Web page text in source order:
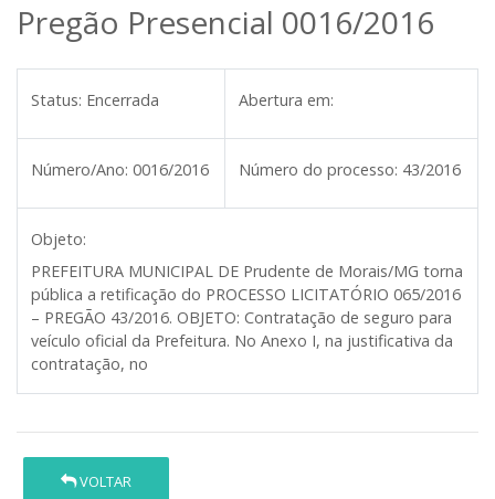
Pregão Presencial 0016/2016
Status: Encerrada Abertura em:
Número/Ano: 0016/2016 Número do processo: 43/2016
Objeto:
PREFEITURA MUNICIPAL DE Prudente de Morais/MG torna
pública a retificação do PROCESSO LICITATÓRIO 065/2016
– PREGÃO 43/2016. OBJETO: Contratação de seguro para
veículo oficial da Prefeitura. No Anexo I, na justificativa da
contratação, no
VOLTAR